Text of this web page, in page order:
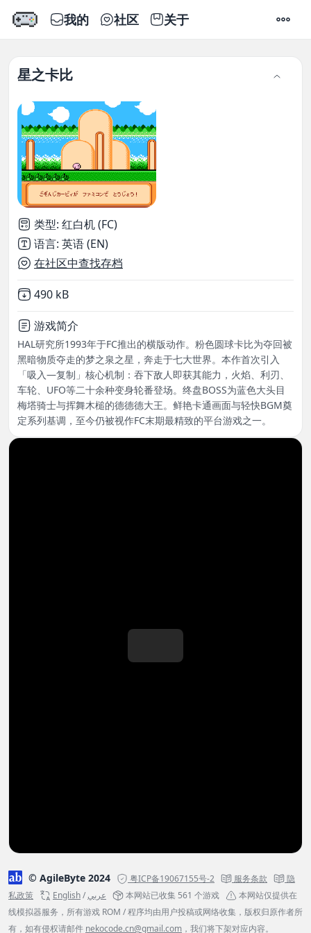
我的 社区 关于 设置
星之卡比
类型: 红白机 (FC)
语言: 英语 (EN)
在社区中查找存档
Not downloaded
490 kB
游戏简介
HAL研究所1993年于FC推出的横版动作。粉色圆球卡比为夺回被
黑暗物质夺走的梦之泉之星，奔走于七大世界。本作首次引入
「吸入—复制」核心机制：吞下敌人即获其能力，火焰、利刃、
车轮、UFO等二十余种变身轮番登场。终盘BOSS为蓝色大头目
梅塔骑士与挥舞木槌的德德德大王。鲜艳卡通画面与轻快BGM奠
定系列基调，至今仍被视作FC末期最精致的平台游戏之一。
© AgileByte 2024 粤ICP备19067155号-2 服务条款
隐
私政策
English/عربي 本网站已收集 561 个游戏
本网站仅提供在
线模拟器服务，所有游戏 ROM / 程序均由用户投稿或网络收集，版权归原作者所
有，如有侵权请邮件 nekocode.cn@gmail.com ，我们将下架对应内容。